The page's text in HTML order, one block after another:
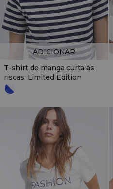
T-shirt de manga curta às
riscas. Limited Edition
ADICIONAR